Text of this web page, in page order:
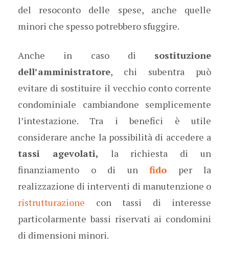
del resoconto delle spese, anche quelle
minori che spesso potrebbero sfuggire.
Anche in caso di sostituzione
dell’amministratore, chi subentra può
evitare di sostituire il vecchio conto corrente
condominiale cambiandone semplicemente
l’intestazione. Tra i benefici è utile
considerare anche la possibilità di accedere a
tassi agevolati, la richiesta di un
finanziamento o di un fido
per la
realizzazione di interventi di manutenzione o
ristrutturazione con tassi di interesse
particolarmente bassi riservati ai condomini
di dimensioni minori.